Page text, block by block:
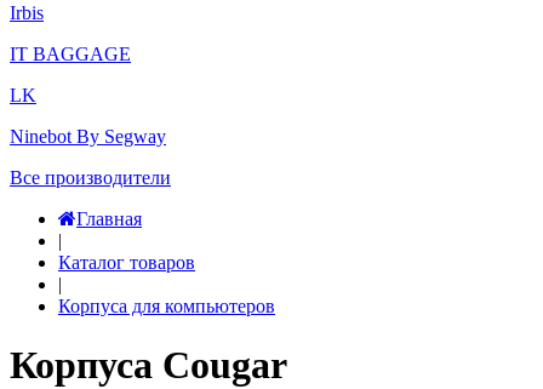
Irbis
IT BAGGAGE
LK
Ninebot By Segway
Все производители
Главная
|
Каталог товаров
|
Корпуса для компьютеров
Корпуса Cougar